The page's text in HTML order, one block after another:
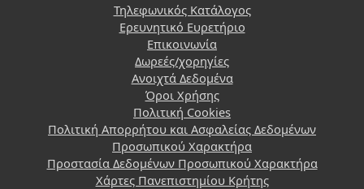
Τηλεφωνικός Κατάλογος
Ερευνητικό Ευρετήριο
Επικοινωνία
Δωρεές/χορηγίες
Ανοιχτά Δεδομένα
Όροι Χρήσης
Πολιτική Cookies
Πολιτική Απορρήτου και Ασφαλείας Δεδομένων
Προσωπικού Χαρακτήρα
Προστασία Δεδομένων Προσωπικού Χαρακτήρα
Χάρτες Πανεπιστημίου Κρήτης